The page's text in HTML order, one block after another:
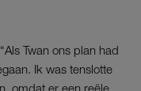
Twan ons plan had
Ik was tenslotte
omdat er een reële